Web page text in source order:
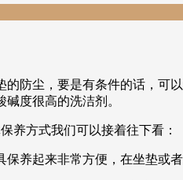
尘，要是有条件的话，可
度很高的洗洁剂。
养方式我们可以接着往下看：
养起来非常方便，在坐垫或